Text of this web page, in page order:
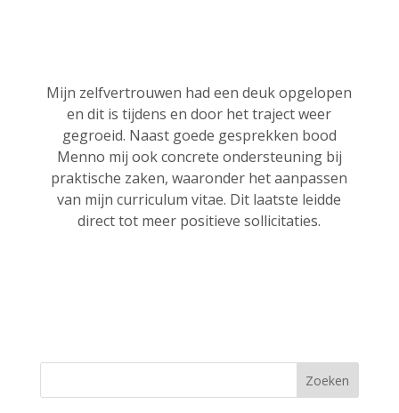
Mijn zelfvertrouwen had een deuk opgelopen
en dit is tijdens en door het traject weer
gegroeid. Naast goede gesprekken bood
Menno mij ook concrete ondersteuning bij
praktische zaken, waaronder het aanpassen
van mijn curriculum vitae. Dit laatste leidde
direct tot meer positieve sollicitaties.